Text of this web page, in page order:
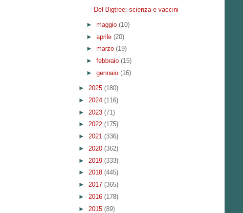
Del Bigtree: scienza e vaccini
► maggio (10)
► aprile (20)
► marzo (19)
► febbraio (15)
► gennaio (16)
► 2025 (180)
► 2024 (116)
► 2023 (71)
► 2022 (175)
► 2021 (336)
► 2020 (362)
► 2019 (333)
► 2018 (445)
► 2017 (365)
► 2016 (178)
► 2015 (89)